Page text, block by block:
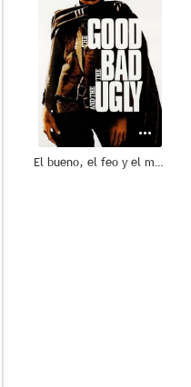
El bueno, el feo y el malo